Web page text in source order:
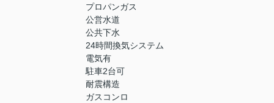
プロパンガス
公営水道
公共下水
24時間換気システム
電気有
駐車2台可
耐震構造
ガスコンロ